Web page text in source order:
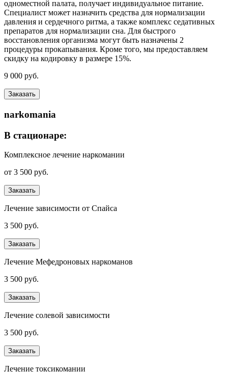
одноместной палата, получает индивидуальное питание.
Специалист может назначить средства для нормализации
давления и сердечного ритма, а также комплекс седативных
препаратов для нормализации сна. Для быстрого
восстановления организма могут быть назначены 2
процедуры прокапывания. Кроме того, мы предоставляем
скидку на кодировку в размере 15%.
9 000 руб.
Заказать
narkomania
В стационаре:
Комплексное лечение наркомании
от 3 500 руб.
Заказать
Лечение зависимости от Спайса
3 500 руб.
Заказать
Лечение Мефедроновых наркоманов
3 500 руб.
Заказать
Лечение солевой зависимости
3 500 руб.
Заказать
Лечение токсикомании